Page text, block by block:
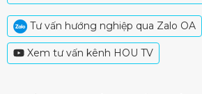
Tư vấn hướng nghiệp qua Zalo OA
Xem tư vấn kênh HOU TV